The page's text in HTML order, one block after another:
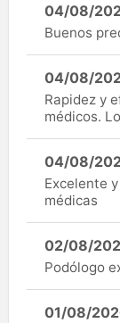
04/08/
Buenos
04/08/
Rapidez y
médicos.
04/08/
Excelente
médicas
02/08/
Podólogo
01/08/